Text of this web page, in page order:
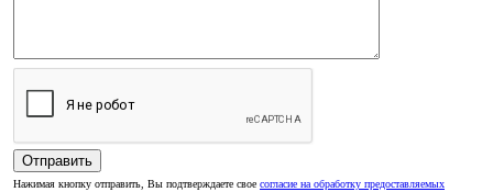
Нажимая кнопку отправить, Вы подтверждаете свое согласие на обработку предоставляемых